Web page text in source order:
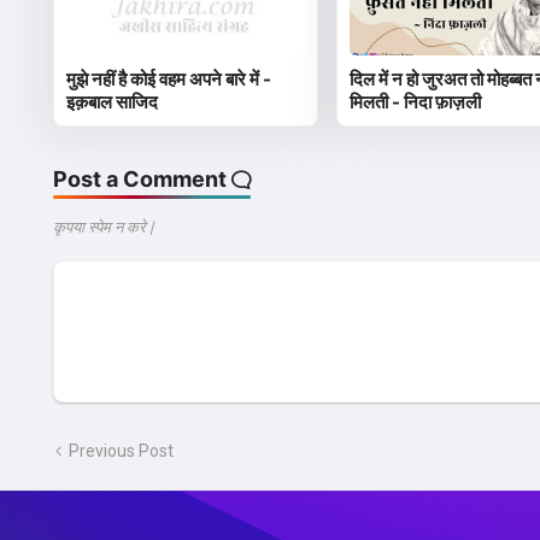
मुझे नहीं है कोई वहम अपने बारे में -
इक़बाल साजिद
दिल में न हो जुरअत तो मोहब्बत
मिलती - निदा फ़ाज़ली
Post a Comment
कृपया स्पेम न करे |
Previous Post